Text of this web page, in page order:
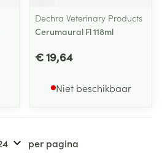
Dechra Veterinary Products
Cerumaural Fl 118ml
€ 19,64
Niet beschikbaar
per pagina